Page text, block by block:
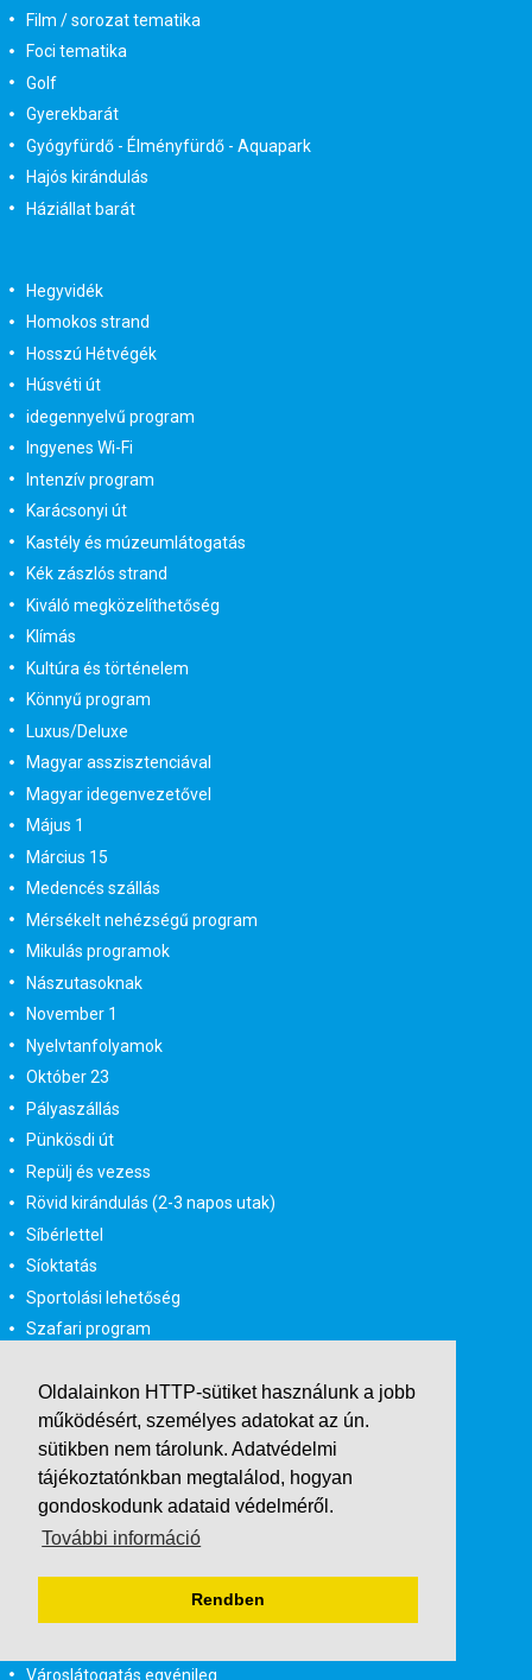
Oldalainkon HTTP-sütiket használunk a jobb
működésért, személyes adatokat az ún.
sütikben nem tárolunk. Adatvédelmi
tájékoztatónkban megtalálod, hogyan
gondoskodunk adataid védelméről.
További információ
Rendben
Film / sorozat tematika
Foci tematika
Golf
Gyerekbarát
Gyógyfürdő - Élményfürdő - Aquapark
Hajós kirándulás
Háziállat barát
Hegyvidék
Homokos strand
Hosszú Hétvégék
Húsvéti út
idegennyelvű program
Ingyenes Wi-Fi
Intenzív program
Karácsonyi út
Kastély és múzeumlátogatás
Kék zászlós strand
Kiváló megközelíthetőség
Klímás
Kultúra és történelem
Könnyű program
Luxus/Deluxe
Magyar asszisztenciával
Magyar idegenvezetővel
Május 1
Március 15
Medencés szállás
Mérsékelt nehézségű program
Mikulás programok
Nászutasoknak
November 1
Nyelvtanfolyamok
Október 23
Pályaszállás
Pünkösdi út
Repülj és vezess
Rövid kirándulás (2-3 napos utak)
Síbérlettel
Síoktatás
Sportolási lehetőség
Szafari program
Témaparkok
Tengerpart
Természetbarát
Természeti csodák
Tópart
UNESCO Világörökség
Valentin nap
Városlátogatás egyénileg